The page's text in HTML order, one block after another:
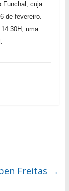
Funchal, cuja
de fevereiro.
uma
Freitas →